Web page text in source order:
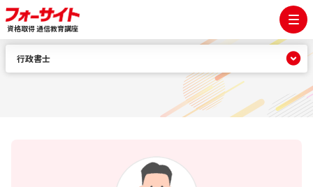
資格取得 通信教育講座
行政書士